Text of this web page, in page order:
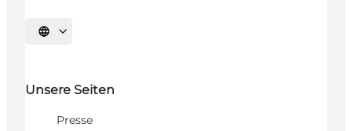
Sprache auswählen
Unsere Seiten
Presse